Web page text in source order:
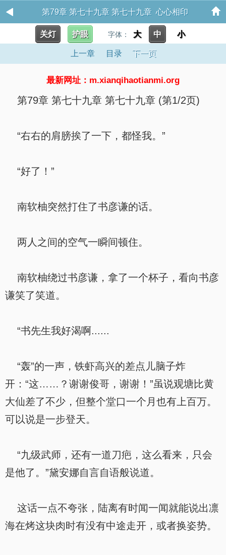
第79章 第七十九章 第七十九章 心心相印
关灯 护眼 字体： 大 中 小
上一章 目录 下一页
最新网址：m.xianqihaotianmi.org
第79章 第七十九章 第七十九章 (第1/2页)
“右右的肩膀挨了一下，都怪我。”
“好了！”
南软柚突然打住了书彦谦的话。
两人之间的空气一瞬间顿住。
南软柚绕过书彦谦，拿了一个杯子，看向书彦
谦笑了笑道。
“书先生我好渴啊......
“轰”的一声，铁虾高兴的差点儿脑子炸
开：“这……？谢谢俊哥，谢谢！”虽说观塘比黄
大仙差了不少，但整个堂口一个月也有上百万。
可以说是一步登天。
“九级武师，还有一道刀疤，这么看来，只会
是他了。”黛安娜自言自语般说道。
这话一点不夸张，陆离有时闻一闻就能说出凛
海在烤这块肉时有没有中途走开，或者换姿势。